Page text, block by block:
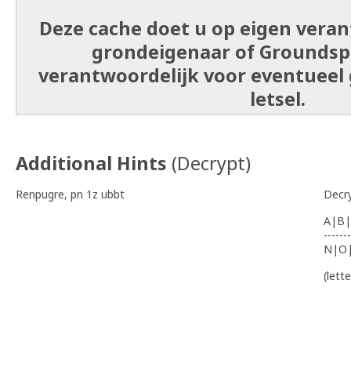
Deze cache doet u op eigen
grondeigenaar of
verantwoordelijk voor eventueel
letsel.
Additional Hints (Decrypt)
Renpugre, pn 1z ubbt